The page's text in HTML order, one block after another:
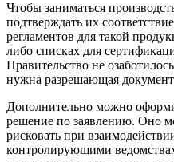
Чтобы заниматься
подтверждать их
регламентов для такой
либо списках для
Правительство не
нужна разрешающая
Дополнительно можно
решение по заявлению. Оно
рисковать при
контролирующими